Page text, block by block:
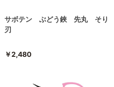
サボテン ぶどう鋏 先丸 そり
刃
￥2,480